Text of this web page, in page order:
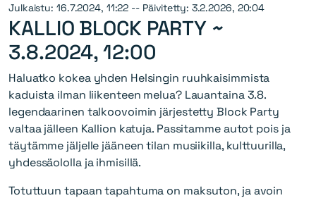
Julkaistu: 16.7.2024, 11:22 -- Päivitetty: 3.2.2026, 20:04
KALLIO BLOCK PARTY ~
3.8.2024, 12:00
Haluatko kokea yhden Helsingin ruuhkaisimmista
kaduista ilman liikenteen melua? Lauantaina 3.8.
legendaarinen talkoovoimin järjestetty Block Party
valtaa jälleen Kallion katuja. Passitamme autot pois ja
täytämme jäljelle jääneen tilan musiikilla, kulttuurilla,
yhdessäololla ja ihmisillä.
Totuttuun tapaan tapahtuma on maksuton, ja avoin